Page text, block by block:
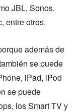
JBL, Sonos,
entre otros.
además de
se puede
iPad, iPod
se puede
los Smart TV y